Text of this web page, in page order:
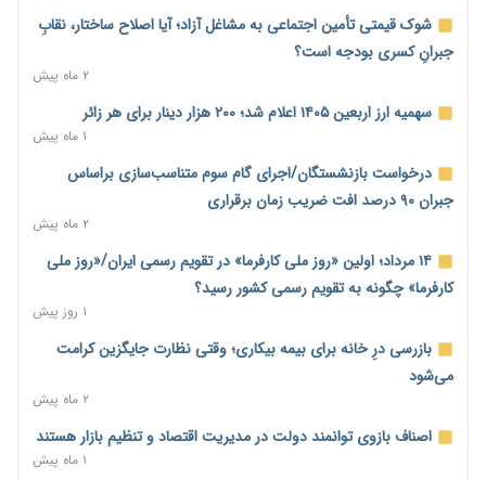
بنگاه‌داری بانک‌ها؛ مانع بزرگ خانه‌دار شدن مستأجران
نماینده مجلس: توسعه مرزهای زمینی به راهبرد تأمین کالاهای
اساسی تبدیل شود
خانه کارگر قزوین: شکاف دستمزد و هزینه معیشت هر روز عمیق‌تر
می‌شود
رئیس سازمان امور مالیاتی: بلاگرهای پردرآمد مشمول پرداخت
مالیات هستند
پیش‌بینی افزایش تولید برنج؛ نیاز وارداتی کشور به ۵۰۰ هزار تن
کاهش می‌یابد
امضای تفاهم‌نامه تجاری ایران و پاکستان؛ هدف‌گذاری تجارت ۱۰
شوک قیمتی تأمین اجتماعی به مشاغل آزاد؛ آیا اصلاح ساختار، نقابِ
جبرانِ کسری بودجه است؟
۲ ماه پیش
سهمیه ارز اربعین ۱۴۰۵ اعلام شد؛ ۲۰۰ هزار دینار برای هر زائر
۱ ماه پیش
درخواست بازنشستگان/اجرای گام سوم متناسب‌سازی براساس
جبران ۹۰ درصد افت ضریب زمان برقراری
۲ ماه پیش
۱۴ مرداد؛ اولین «روز ملی کارفرما» در تقویم رسمی ایران/«روز ملی
کارفرما» چگونه به تقویم رسمی کشور رسید؟
۱ روز پیش
بازرسی درِ خانه برای بیمه بیکاری؛ وقتی نظارت جایگزین کرامت
می‌شود
۲ ماه پیش
اصناف بازوی توانمند دولت در مدیریت اقتصاد و تنظیم بازار هستند
۱ ماه پیش